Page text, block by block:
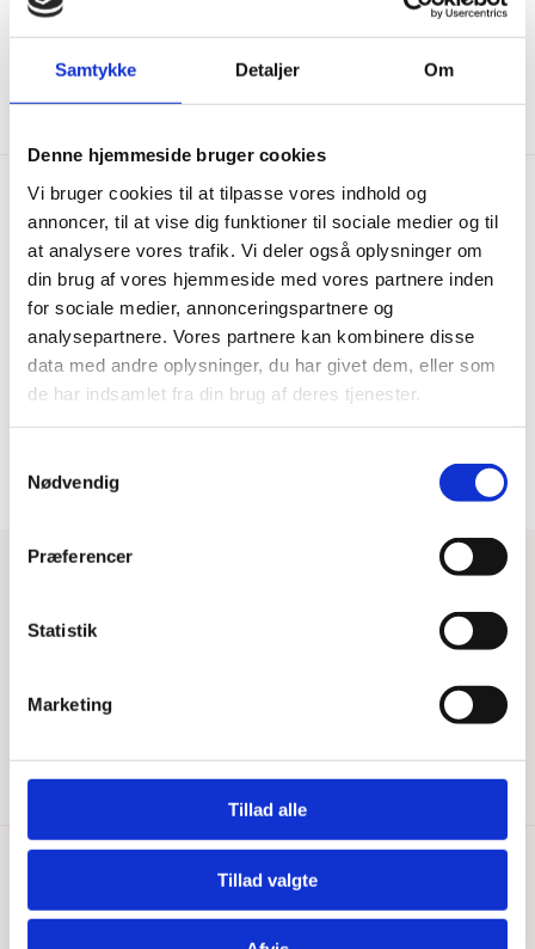
Samtykke Detaljer Om
Denne hjemmeside bruger cookies
Vi bruger cookies til at tilpasse vores indhold og
annoncer, til at vise dig funktioner til sociale medier og til
at analysere vores trafik. Vi deler også oplysninger om
din brug af vores hjemmeside med vores partnere inden
for sociale medier, annonceringspartnere og
analysepartnere. Vores partnere kan kombinere disse
data med andre oplysninger, du har givet dem, eller som
de har indsamlet fra din brug af deres tjenester.
Nødvendig
Præferencer
Statistik
Marketing
Tillad alle
Tillad valgte
Vis mere
Prisgaranti
Vi har Danmarks billigste priser
på kvalitetsgulve!
Hurtig levering
Bestil inden kl. 15.00 – vi
afsender samme dag, når
varen er på lager.
lokal service og gulveksperter.
kompetent rådgivning.
Tips & Tricks Blog
Kontakt os
+45 25 24 45 45